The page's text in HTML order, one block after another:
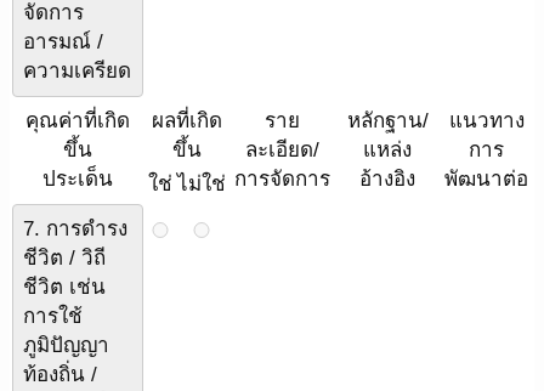
จัดการ
อารมณ์ /
ความเครียด
คุณค่าที่เกิด
ขึ้น
ประเด็น
ผลที่เกิด
ขึ้น
ราย
ละเอียด/
การจัดการ
หลักฐาน/
แหล่ง
อ้างอิง
แนวทาง
การ
พัฒนาต่อ
ใช่ ไม่ใช่
7. การดำรง
ชีวิต / วิถี
ชีวิต เช่น
การใช้
ภูมิปัญญา
ท้องถิ่น /